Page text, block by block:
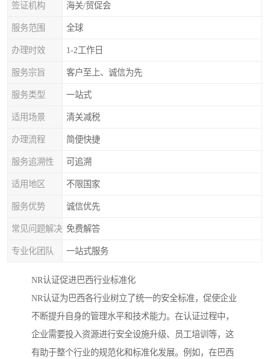
签证机构 海关/贸促会
服务范围 全球
办理时效 1-2工作日
服务宗旨 客户至上、诚信为先
服务类型 一站式
适用场景 清关减税
办理流程 简便快捷
服务追溯性 可追溯
适用地区 不限国家
服务优势 诚信优先
常见问题解决 免费解答
专业化团队 一站式服务
NR认证促进巴西行业标准化
NR认证为巴西各行业树立了统一的安全标准，促使企业
不断提升自身的管理水平和技术能力。在认证过程中，
企业需要投入资源进行安全设施升级、员工培训等，这
有助于整个行业的规范化和标准化发展。例如，在巴西